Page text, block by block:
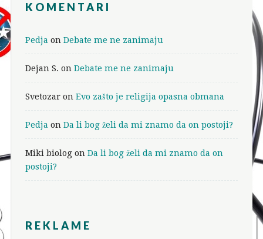
KOMENTARI
Pedja on Debate me ne zanimaju
Dejan S. on Debate me ne zanimaju
Svetozaron Evo zašto je religija opasna obmana
Pedja on Da li bog želi da mi znamo da on postoji?
Miki biologon Da li bog želi da mi znamo da on
postoji?
REKLAME